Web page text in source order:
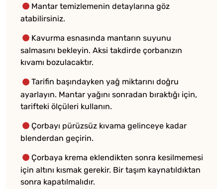
Mantar temizlemenin detaylarına göz
atabilirsiniz.
Kavurma esnasında mantarın suyunu
salmasını bekleyin. Aksi takdirde çorbanızın
kıvamı bozulacaktır.
Tarifin başındayken yağ miktarını doğru
ayarlayın. Mantar yağını sonradan bıraktığı için,
tarifteki ölçüleri kullanın.
Çorbayı pürüzsüz kıvama gelinceye kadar
blenderdan geçirin.
Çorbaya krema eklendikten sonra kesilmemesi
için altını kısmak gerekir. Bir taşım kaynatıldıktan
sonra kapatılmalıdır.